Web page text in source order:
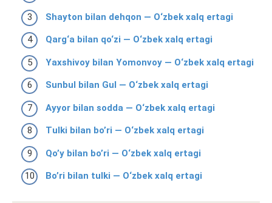
Shayton bilan dehqon — O‘zbek xalq ertagi
Qarg‘a bilan qo‘zi — O‘zbek xalq ertagi
Yaxshivoy bilan Yomonvoy — O‘zbek xalq ertagi
Sunbul bilan Gul — O‘zbek xalq ertagi
Ayyor bilan sodda — O‘zbek xalq ertagi
Tulki bilan bo’ri — O‘zbek xalq ertagi
Qo’y bilan bo’ri — O‘zbek xalq ertagi
Bo’ri bilan tulki — O‘zbek xalq ertagi